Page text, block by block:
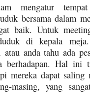
mengatur
bersama dalam
baik. Untuk
di kepala
anda tahu ada
berhadapan. Hal ini
mereka dapat saling
masing, yang